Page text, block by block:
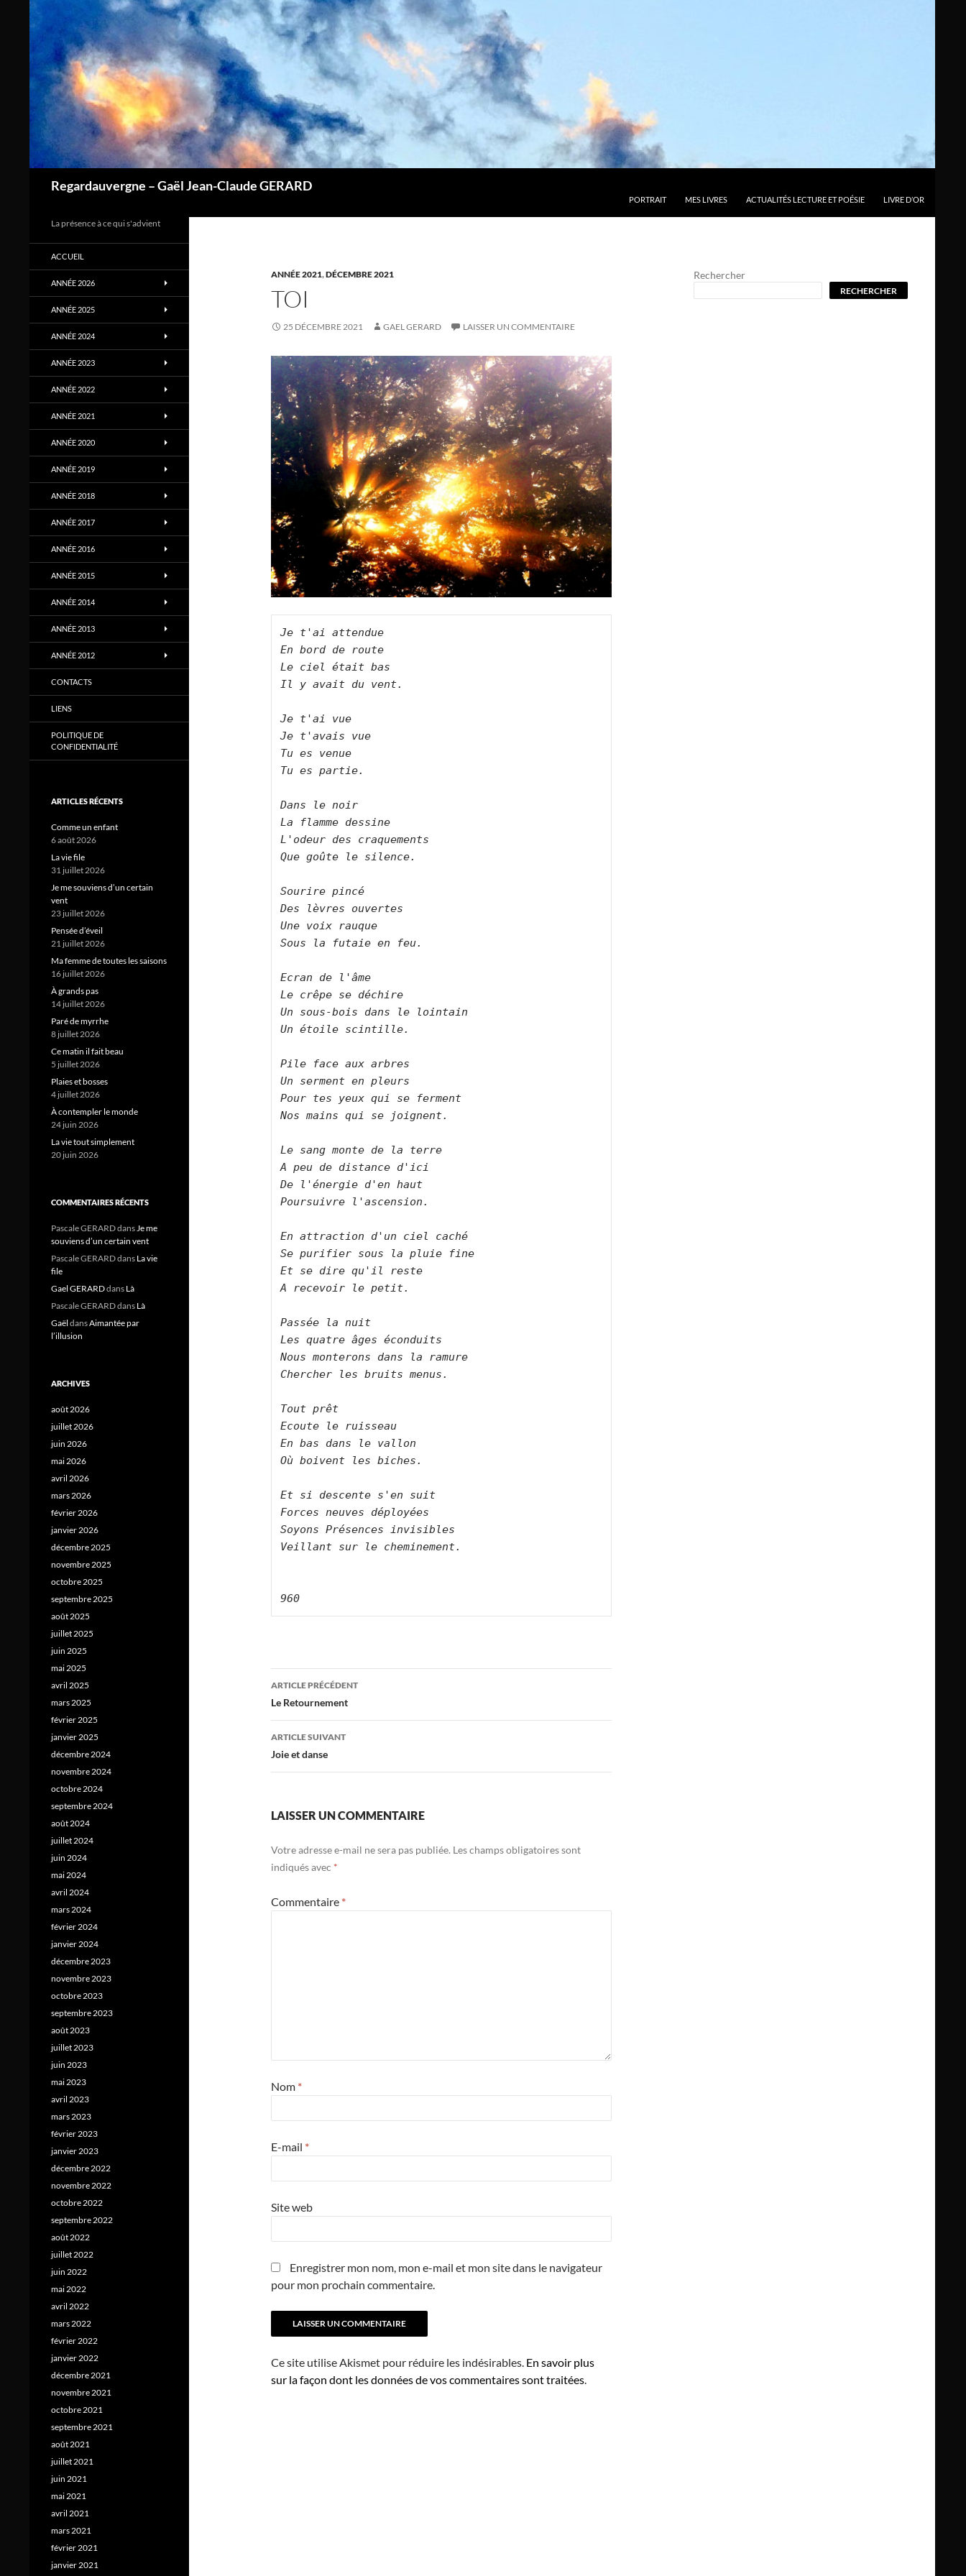
Regardauvergne – Gaël Jean-Claude GERARD
PORTRAIT MES LIVRES ACTUALITÉS LECTURE ET POÉSIE LIVRE D’OR
ANNÉE 2021,DÉCEMBRE 2021
TOI
25 DÉCEMBRE 2021 GAEL GERARD LAISSER UN COMMENTAIRE
Je t'ai attendue
En bord de route
Le ciel était bas
Il y avait du vent.
Je t'ai vue
Je t'avais vue
Tu es venue
Tu es partie.
Dans le noir
La flamme dessine
L'odeur des craquements
Que goûte le silence.
Sourire pincé
Des lèvres ouvertes
Une voix rauque
Sous la futaie en feu.
Ecran de l'âme
Le crêpe se déchire
Un sous-bois dans le lointain
Un étoile scintille.
Pile face aux arbres
Un serment en pleurs
Pour tes yeux qui se ferment
Nos mains qui se joignent.
Le sang monte de la terre
A peu de distance d'ici
De l'énergie d'en haut
Poursuivre l'ascension.
En attraction d'un ciel caché
Se purifier sous la pluie fine
Et se dire qu'il reste
A recevoir le petit.
Passée la nuit
Les quatre âges éconduits
Nous monterons dans la ramure
Chercher les bruits menus.
Tout prêt
Ecoute le ruisseau
En bas dans le vallon
Où boivent les biches.
Et si descente s'en suit
Forces neuves déployées
Soyons Présences invisibles
Veillant sur le cheminement.
Navigation
des
articles
ARTICLE PRÉCÉDENT
Le Retournement
ARTICLE SUIVANT
Joie et danse
LAISSER UN COMMENTAIRE
Votre adresse e-mail ne sera pas publiée. Les champs obligatoires sont
indiqués avec *
Commentaire *
Nom *
E-mail *
Site web
Enregistrer mon nom, mon e-mail et mon site dans le navigateur
pour mon prochain commentaire.
Ce site utilise Akismet pour réduire les indésirables. En savoir plus
sur la façon dont les données de vos commentaires sont traitées.
Rechercher
RECHERCHER
La présence à ce qui s'advient
ACCUEIL
ANNÉE 2026
ANNÉE 2025
ANNÉE 2024
ANNÉE 2023
ANNÉE 2022
ANNÉE 2021
ANNÉE 2020
ANNÉE 2019
ANNÉE 2018
ANNÉE 2017
ANNÉE 2016
ANNÉE 2015
ANNÉE 2014
ANNÉE 2013
ANNÉE 2012
CONTACTS
LIENS
POLITIQUE DE
CONFIDENTIALITÉ
ARTICLES RÉCENTS
Comme un enfant
6 août 2026
La vie file
31 juillet 2026
Je me souviens d’un certain
vent
23 juillet 2026
Pensée d’éveil
21 juillet 2026
Ma femme de toutes les saisons
16 juillet 2026
À grands pas
14 juillet 2026
Paré de myrrhe
8 juillet 2026
Ce matin il fait beau
5 juillet 2026
Plaies et bosses
4 juillet 2026
À contempler le monde
24 juin 2026
La vie tout simplement
20 juin 2026
COMMENTAIRES RÉCENTS
Pascale GERARDdansJe me
souviens d’un certain vent
Pascale GERARDdans La vie
file
Gael GERARDdans Là
Pascale GERARDdans Là
Gaël dansAimantée par
l’illusion
ARCHIVES
août 2026
juillet 2026
juin 2026
mai 2026
avril 2026
mars 2026
février 2026
janvier 2026
décembre 2025
novembre 2025
octobre 2025
septembre 2025
août 2025
juillet 2025
juin 2025
mai 2025
avril 2025
mars 2025
février 2025
janvier 2025
décembre 2024
novembre 2024
octobre 2024
septembre 2024
août 2024
juillet 2024
juin 2024
mai 2024
avril 2024
mars 2024
février 2024
janvier 2024
décembre 2023
novembre 2023
octobre 2023
septembre 2023
août 2023
juillet 2023
juin 2023
mai 2023
avril 2023
mars 2023
février 2023
janvier 2023
décembre 2022
novembre 2022
octobre 2022
septembre 2022
août 2022
juillet 2022
juin 2022
mai 2022
avril 2022
mars 2022
février 2022
janvier 2022
décembre 2021
novembre 2021
octobre 2021
septembre 2021
août 2021
juillet 2021
juin 2021
mai 2021
avril 2021
mars 2021
février 2021
janvier 2021